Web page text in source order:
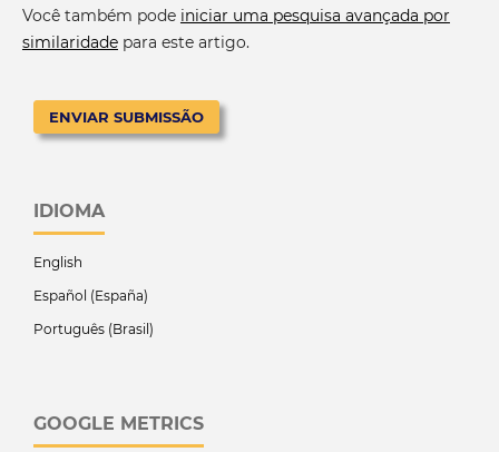
Você também pode iniciar uma pesquisa avançada por
similaridadepara este artigo.
ENVIAR SUBMISSÃO
IDIOMA
English
Español (España)
Português (Brasil)
GOOGLE METRICS